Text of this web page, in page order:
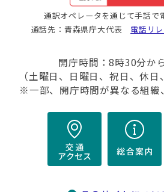
通訳オペレータを通じて手話で
通話先：青森県庁大代表 電話リ
開庁時間：8時30分か
（土曜日、日曜日、祝日、休日
※一部、開庁時間が異なる組織